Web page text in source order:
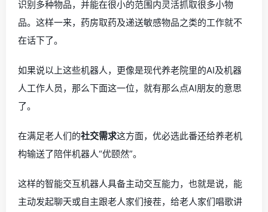
识别多种物品，并能在很小的范围内灵活抓取很多小物
品。这样一来，药房取药及递送敏感物品之类的工作就不
在话下了。
如果说以上这些机器人，更像是现代养老院里的AI及机器
人工作人员，那么下面这一位，就有那么点AI朋友的意思
了。
在满足老人们的社交需求这方面，优必选此番还给养老机
构输送了陪伴机器人“优颐然”。
这样的智能交互机器人具备主动交互能力，也就是说，能
主动发起聊天或自主跟老人家们接茬，给老人家们唱歌讲